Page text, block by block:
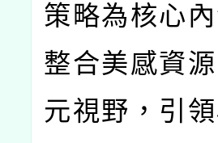
策略為核心
整合美感資
元視野，引